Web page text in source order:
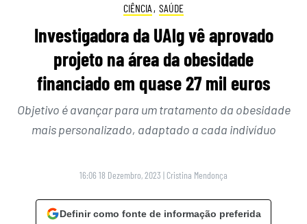
CIÊNCIA , SAÚDE
Investigadora da UAlg vê aprovado
projeto na área da obesidade
financiado em quase 27 mil euros
Objetivo é avançar para um tratamento da obesidade
mais personalizado, adaptado a cada indivíduo
16:06 18 Dezembro, 2023 | Cristina Mendonça
Definir como fonte de informação preferida